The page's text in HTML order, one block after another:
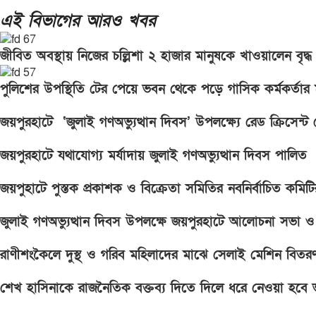
এই বিভাগের আরও খবর
জীবিত অবস্থায় নিজের চল্লিশা ২ হাজার মানুষকে খাওয়ালেন বৃদ্ধ
পুলিশের উপস্থিতি টের পেয়ে ভবন থেকে পড়ে গাসিক কর্মকর্তার
জয়পুরহাটে ‘জুলাই গণঅভ্যুত্থান দিবস’ উপলক্ষ্যে রেড
জয়পুরহাটে যথাযোগ্য মর্যাদায় জুলাই গণঅভ্যুত্থান দিবস পালিত
জয়পুহাটে পুস্তক প্রকাশক ও বিক্রেতা সমিতির নবনির্বাচিত
জুলাই গণঅভ্যুত্থান দিবস উপলক্ষে জয়পুরহাটে আলোচনা সভা ও
রাণীশংকৈলে দুস্থ ও গরিব মহিলাদের মাঝে সেলাই মেশিন
শেখ হাসিনাকে রাজনৈতিক বক্তব্য দিতে দিলে ধরে নেওয়া